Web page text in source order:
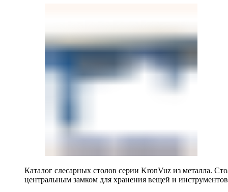
Каталог слесарных столов серии KronVuz из металла.
центральным замком для хранения вещей и